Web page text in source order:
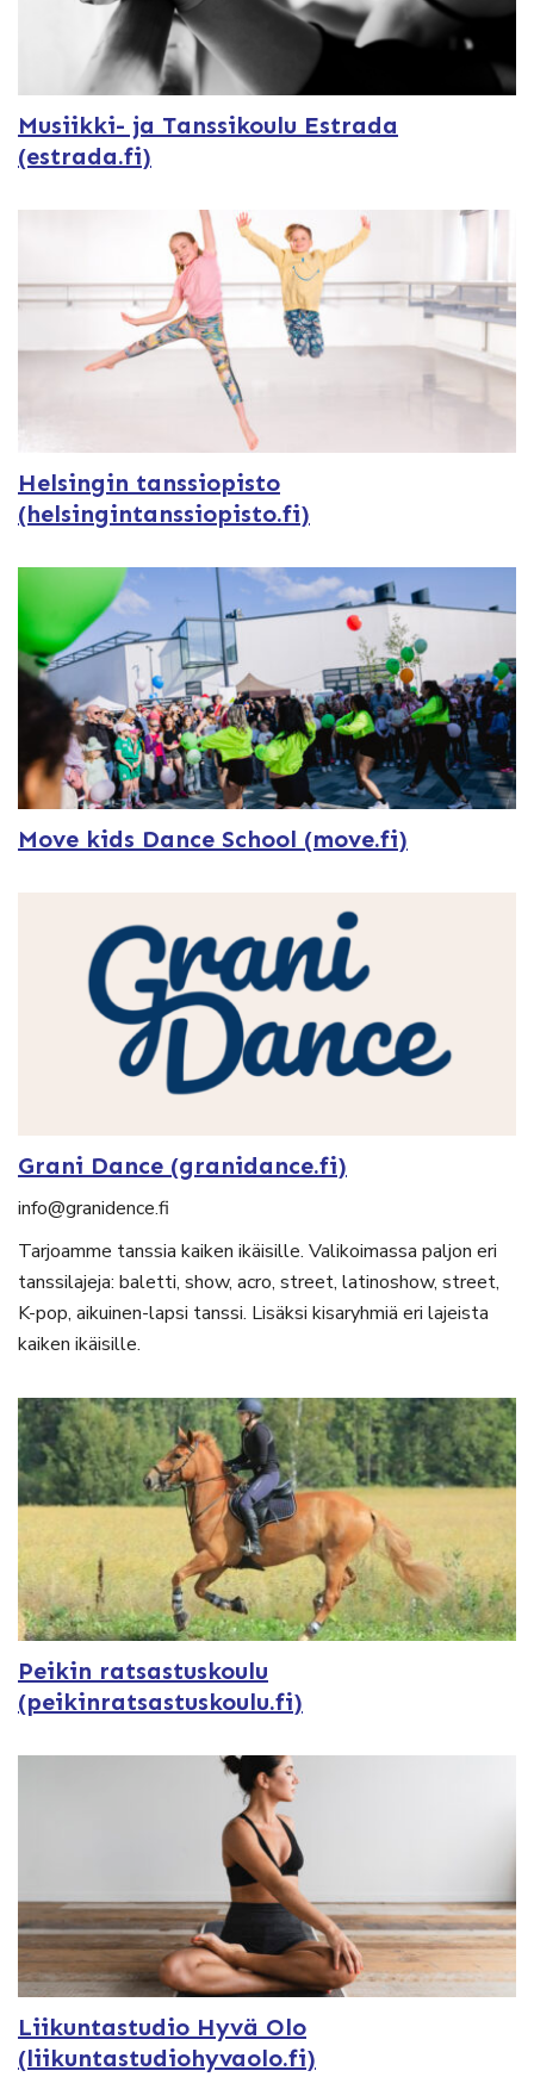
Musiikki- ja Tanssikoulu Estrada
(estrada.fi)
Helsingin tanssiopisto
(helsingintanssiopisto.fi)
Move kids Dance School (move.fi)
Grani Dance (granidance.fi)
info@granidence.fi
Tarjoamme tanssia kaiken ikäisille. Valikoimassa paljon eri
tanssilajeja: baletti, show, acro, street, latinoshow, street,
K-pop, aikuinen-lapsi tanssi. Lisäksi kisaryhmiä eri lajeista
kaiken ikäisille.
Peikin ratsastuskoulu
(peikinratsastuskoulu.fi)
Liikuntastudio Hyvä Olo
(liikuntastudiohyvaolo.fi)